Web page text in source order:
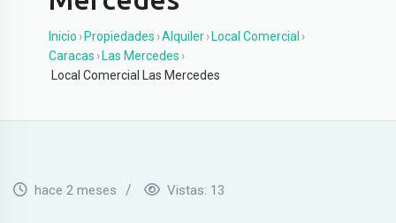
Inicio › Propiedades ›Alquiler› Local Comercial ›
Caracas › Las Mercedes ›
Local Comercial Las Mercedes
hace 2 meses Vistas: 13